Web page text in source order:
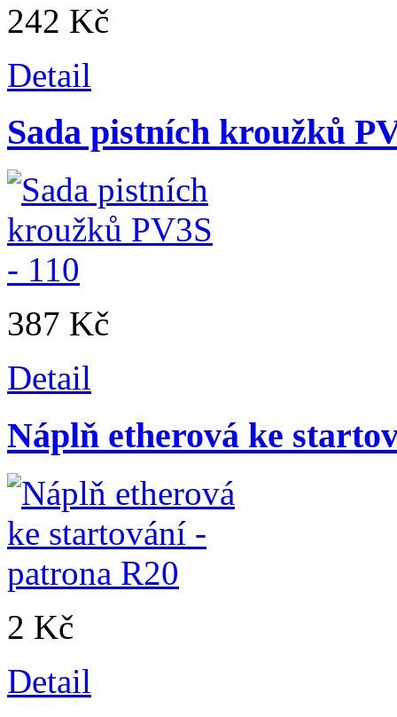
242 Kč
Detail
Sada pistních kroužků
387 Kč
Detail
Náplň etherová ke
2 Kč
Detail